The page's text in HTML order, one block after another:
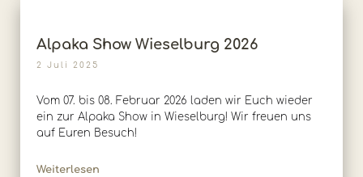
Alpaka Show Wieselburg 2026
2 Juli 2025
Vom 07. bis 08. Februar 2026 laden wir Euch wieder
ein zur Alpaka Show in Wieselburg! Wir freuen uns
auf Euren Besuch!
Weiterlesen